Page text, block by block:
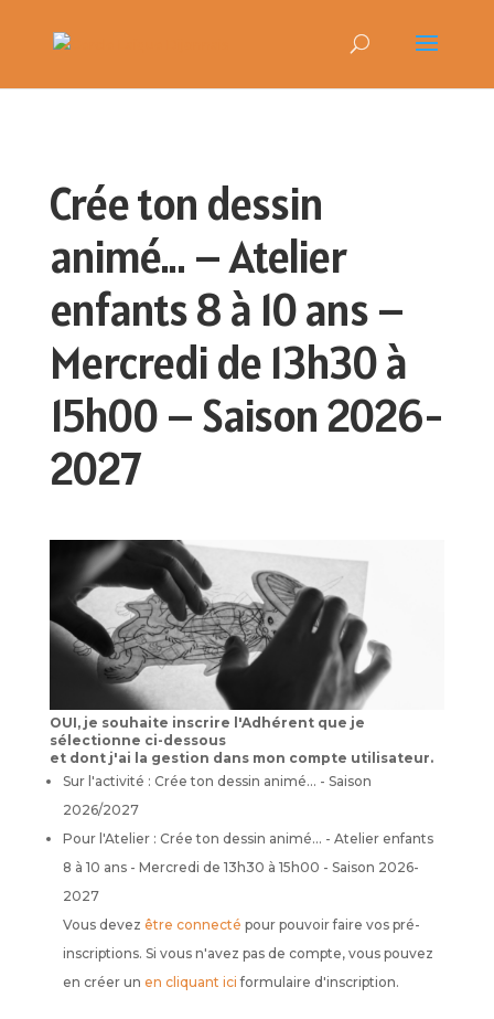
Crée ton dessin
animé… – Atelier
enfants 8 à 10 ans –
Mercredi de 13h30 à
15h00 – Saison 2026-
2027
OUI, je souhaite inscrire l'Adhérent que je
sélectionne ci-dessous
et dont j'ai la gestion dans mon compte utilisateur.
Sur l'activité : Crée ton dessin animé… - Saison
2026/2027
Pour l'Atelier : Crée ton dessin animé… - Atelier enfants
8 à 10 ans - Mercredi de 13h30 à 15h00 - Saison 2026-
2027
Vous devez être connecté pour pouvoir faire vos pré-
inscriptions. Si vous n'avez pas de compte, vous pouvez
en créer un en cliquant ici formulaire d'inscription.